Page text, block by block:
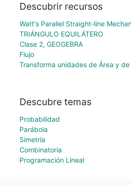
Descubrir recursos
Watt's Parallel Straight-line
TRIÁNGULO EQUILÁTERO
Clase 2, GEOGEBRA
Flujo
Transforma unidades de Área y de
Descubre temas
Probabilidad
Parábola
Simetría
Combinatoria
Programación Lineal